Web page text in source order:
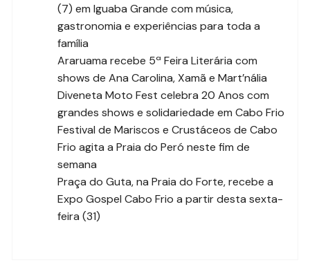
(7) em Iguaba Grande com música,
gastronomia e experiências para toda a
família
Araruama recebe 5ª Feira Literária com
shows de Ana Carolina, Xamã e Mart’nália
Diveneta Moto Fest celebra 20 Anos com
grandes shows e solidariedade em Cabo Frio
Festival de Mariscos e Crustáceos de Cabo
Frio agita a Praia do Peró neste fim de
semana
Praça do Guta, na Praia do Forte, recebe a
Expo Gospel Cabo Frio a partir desta sexta-
feira (31)